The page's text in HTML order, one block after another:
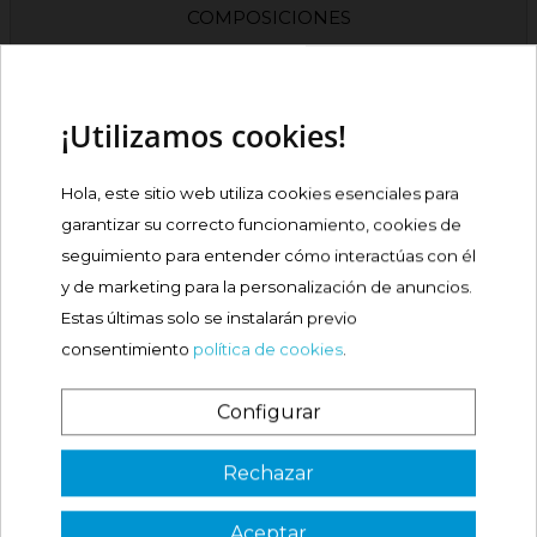
COMPOSICIONES
PRODUCTOS RELACIONADOS
IBEROGAST ELEMENTAL
Precio
11,31 €
ALKA-SELTZER 2,1 G
Precio
11,20 €
¿Es tu primera vez? ¡SORPRESA!
¡Utilizamos cookies!
Hola, este sitio web utiliza cookies esenciales para
garantizar su correcto funcionamiento, cookies de
seguimiento para entender cómo interactúas con él
y de marketing para la personalización de anuncios.
Estas últimas solo se instalarán previo
consentimiento política de cookies.
Configurar
Rechazar